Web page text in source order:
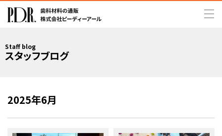
Staff blog
スタッフブログ
2025年6月